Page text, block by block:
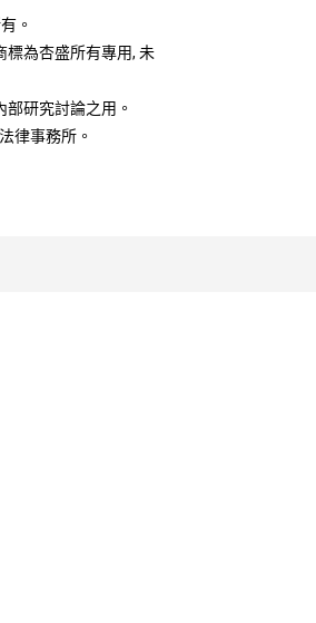
。
標為杏盛所有專用, 未
研究討論之用。
律事務所。